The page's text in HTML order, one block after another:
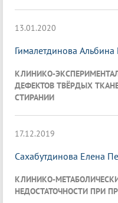
13.01.2020
Гималетдинова
КЛИНИКО-
ДЕФЕКТОВ ТВЁРДЫХ
СТИРАНИИ
17.12.2019
Сахабутдинова Елена
КЛИНИКО-
НЕДОСТАТОЧНОСТИ ПРИ